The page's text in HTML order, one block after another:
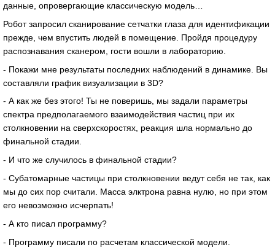
данные, опровергающие классическую модель…
Робот запросил сканирование сетчатки глаза для идентификации
прежде, чем впустить людей в помещение. Пройдя процедуру
распознавания сканером, гости вошли в лабораторию.
- Покажи мне результаты последних наблюдений в динамике. Вы
составляли график визуализации в 3D?
- А как же без этого! Ты не поверишь, мы задали параметры
спектра предполагаемого взаимодействия частиц при их
столкновении на сверхскоростях, реакция шла нормально до
финальной стадии.
- И что же случилось в финальной стадии?
- Субатомарные частицы при столкновении ведут себя не так, как
мы до сих пор считали. Масса элктрона равна нулю, но при этом
его невозможно исчерпать!
- А кто писал программу?
- Программу писали по расчетам классической модели.